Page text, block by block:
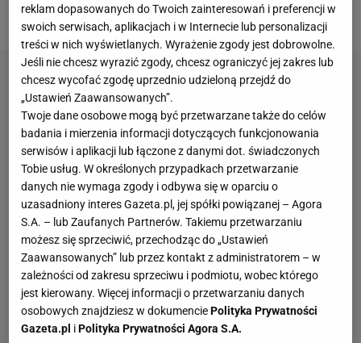
specjalną maskę.
reklam dopasowanych do Twoich zainteresowań i preferencji w
swoich serwisach, aplikacjach i w Internecie lub personalizacji
treści w nich wyświetlanych. Wyrażenie zgody jest dobrowolne.
Jeśli nie chcesz wyrazić zgody, chcesz ograniczyć jej zakres lub
chcesz wycofać zgodę uprzednio udzieloną przejdź do
„Ustawień Zaawansowanych”.
Twoje dane osobowe mogą być przetwarzane także do celów
badania i mierzenia informacji dotyczących funkcjonowania
serwisów i aplikacji lub łączone z danymi dot. świadczonych
Tobie usług. W określonych przypadkach przetwarzanie
danych nie wymaga zgody i odbywa się w oparciu o
uzasadniony interes Gazeta.pl, jej spółki powiązanej – Agora
S.A. – lub Zaufanych Partnerów. Takiemu przetwarzaniu
możesz się sprzeciwić, przechodząc do „Ustawień
Zaawansowanych” lub przez kontakt z administratorem – w
zależności od zakresu sprzeciwu i podmiotu, wobec którego
jest kierowany. Więcej informacji o przetwarzaniu danych
osobowych znajdziesz w dokumenciePolityka Prywatności
Gazeta.pl iPolityka Prywatności Agora S.A.